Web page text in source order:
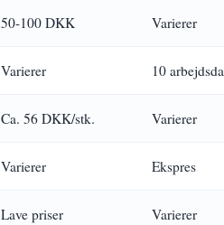
50-100 DKK Varierer
Varierer 10
Ca. 56 DKK/stk. Varierer
Varierer Ekspres
Lave priser Varierer